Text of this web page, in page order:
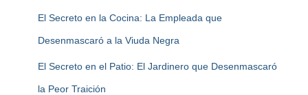
El Secreto en la Cocina: La Empleada que
Desenmascaró a la Viuda Negra
El Secreto en el Patio: El Jardinero que Desenmascaró
la Peor Traición